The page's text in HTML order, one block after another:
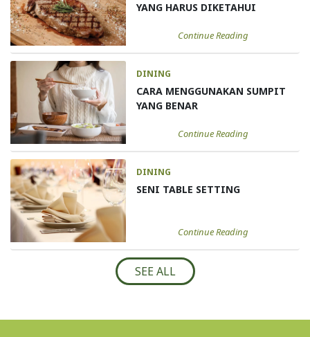
YANG HARUS DIKETAHUI
Continue Reading
DINING
CARA MENGGUNAKAN SUMPIT
YANG BENAR
Continue Reading
DINING
SENI TABLE SETTING
Continue Reading
SEE ALL